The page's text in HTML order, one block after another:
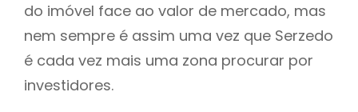
do imóvel face ao valor de mercado, mas
nem sempre é assim uma vez que Serzedo
é cada vez mais uma zona procurar por
investidores.